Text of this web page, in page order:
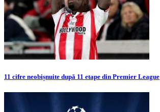
11 cifre neobișnuite după 11 etape din Premier League